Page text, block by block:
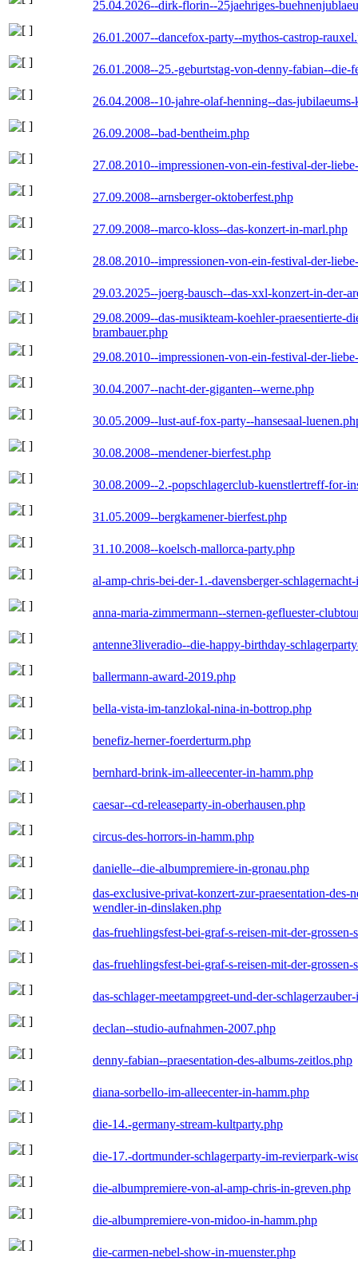
25.04.2026--dirk-florin--25jaehriges-
26.01.2007--dancefox-party--mythos-castrop-
26.01.2008--25.-geburtstag-von-denny-fabian--die-
26.04.2008--10-jahre-olaf-henning--das-
26.09.2008--bad-bentheim.php
27.08.2010--impressionen-von-ein-festival-der-
27.09.2008--arnsberger-oktoberfest.php
27.09.2008--marco-kloss--das-konzert-in-marl.php
28.08.2010--impressionen-von-ein-festival-der-
29.03.2025--joerg-bausch--das-xxl-konzert-in-der-
29.08.2009--das-musikteam-koehler-praesentierte-
brambauer.php
29.08.2010--impressionen-von-ein-festival-der-
30.04.2007--nacht-der-giganten--werne.php
30.05.2009--lust-auf-fox-party--hansesaal-
30.08.2008--mendener-bierfest.php
30.08.2009--2.-popschlagerclub-kuenstlertreff-for-
31.05.2009--bergkamener-bierfest.php
31.10.2008--koelsch-mallorca-party.php
al-amp-chris-bei-der-1.-davensberger-
anna-maria-zimmermann--sternen-gefluester-
antenne3liveradio--die-happy-birthday-
ballermann-award-2019.php
bella-vista-im-tanzlokal-nina-in-bottrop.php
benefiz-herner-foerderturm.php
bernhard-brink-im-alleecenter-in-hamm.php
caesar--cd-releaseparty-in-oberhausen.php
circus-des-horrors-in-hamm.php
danielle--die-albumpremiere-in-gronau.php
das-exclusive-privat-konzert-zur-praesentation-
wendler-in-dinslaken.php
das-fruehlingsfest-bei-graf-s-reisen-mit-der-
das-fruehlingsfest-bei-graf-s-reisen-mit-der-
das-schlager-meetampgreet-und-der-
declan--studio-aufnahmen-2007.php
denny-fabian--praesentation-des-albums-zeitlos.php
diana-sorbello-im-alleecenter-in-hamm.php
die-14.-germany-stream-kultparty.php
die-17.-dortmunder-schlagerparty-im-revierpark-
die-albumpremiere-von-al-amp-chris-in-greven.php
die-albumpremiere-von-midoo-in-hamm.php
die-carmen-nebel-show-in-muenster.php